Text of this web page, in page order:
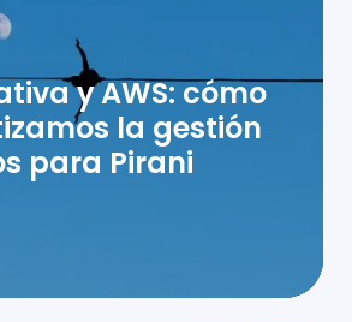
y AWS: cómo
la gestión
para Pirani